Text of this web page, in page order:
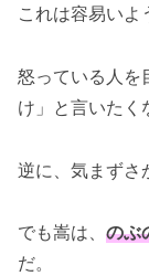
これは容易いよ
怒っている人を
け」と言いたく
逆に、気まずさ
でも嵩は、 のぶ
だ。